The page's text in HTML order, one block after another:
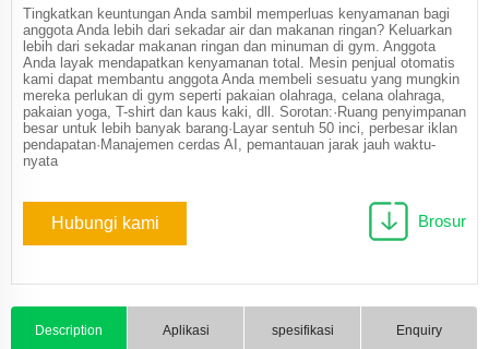
Tingkatkan keuntungan Anda sambil memperluas kenyamanan bagi
anggota Anda lebih dari sekadar air dan makanan ringan? Keluarkan
lebih dari sekadar makanan ringan dan minuman di gym. Anggota
Anda layak mendapatkan kenyamanan total. Mesin penjual otomatis
kami dapat membantu anggota Anda membeli sesuatu yang mungkin
mereka perlukan di gym seperti pakaian olahraga, celana olahraga,
pakaian yoga, T-shirt dan kaus kaki, dll. Sorotan:·Ruang penyimpanan
besar untuk lebih banyak barang·Layar sentuh 50 inci, perbesar iklan
pendapatan·Manajemen cerdas AI, pemantauan jarak jauh waktu-
nyata
Hubungi kami Brosur
Description Aplikasi spesifikasi Enquiry